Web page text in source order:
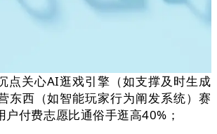
点关心AI逛戏引擎（如支撑及时生成
东西（如智能玩家行为阐发系统）赛
付费志愿比通俗手逛高40%；